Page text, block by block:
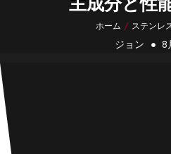
ホーム / ステンレ
ジョン 8